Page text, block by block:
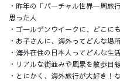
・昨年の「バーチャル世界一周旅
思った人
・ゴールデンウイークに、どこに
・お子さんに、海外ってどんな場
・海外在住の日本人ってどんな生
・リアルな街並みや風景を散歩目
・とにかく、海外旅行が大好き！